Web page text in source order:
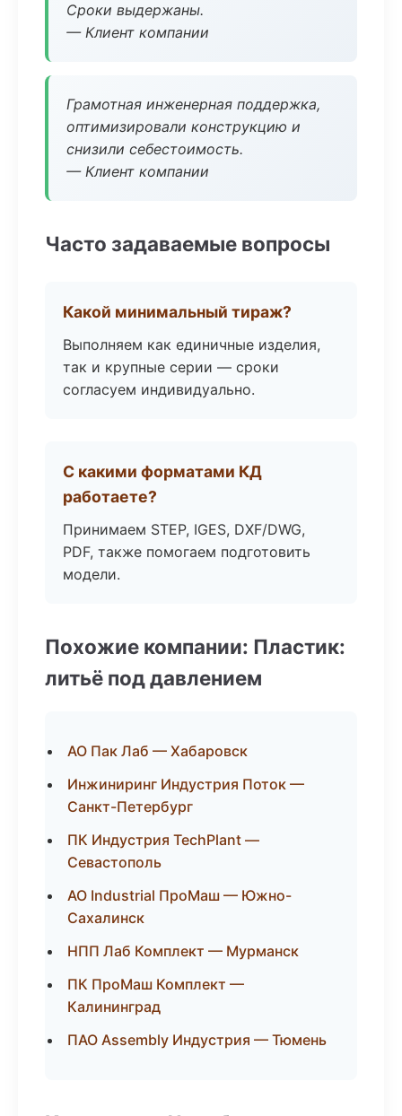
Сроки выдержаны.
— Клиент компании
Грамотная инженерная поддержка,
оптимизировали конструкцию и
снизили себестоимость.
— Клиент компании
Часто задаваемые вопросы
Какой минимальный тираж?
Выполняем как единичные изделия,
так и крупные серии — сроки
согласуем индивидуально.
С какими форматами КД
работаете?
Принимаем STEP, IGES, DXF/DWG,
PDF, также помогаем подготовить
модели.
Похожие компании: Пластик:
литьё под давлением
АО Пак Лаб — Хабаровск
Инжиниринг Индустрия Поток —
Санкт-Петербург
ПК Индустрия TechPlant —
Севастополь
АО Industrial ПроМаш — Южно-
Сахалинск
НПП Лаб Комплект — Мурманск
ПК ПроМаш Комплект —
Калининград
ПАО Assembly Индустрия — Тюмень